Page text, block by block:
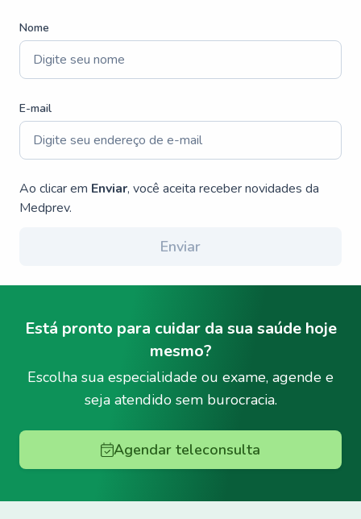
Nome
E-mail
Ao clicar em Enviar, você aceita receber novidades da
Medprev.
Enviar
Está pronto para cuidar da sua saúde hoje
mesmo?
Escolha sua especialidade ou exame, agende e
seja atendido sem burocracia.
Agendar teleconsulta